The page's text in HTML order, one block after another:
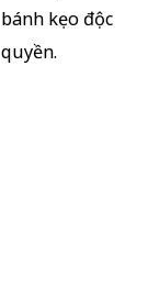
bánh kẹo độc
quyền.